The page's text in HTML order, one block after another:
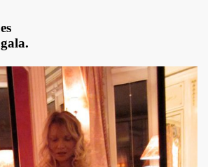
pour la promotion de l album
Disquaires, les 23 et 30 avril 2023
ALMOSNINO & co + YAROL
novembre 2022 au Pop Up du